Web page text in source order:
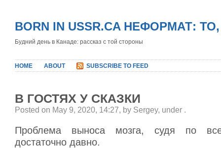
BORN IN USSR.CA НЕФОРМАТ:
Будний день в Канаде: рассказ с той стороны
HOME ABOUT SUBSCRIBE TO FEED
В ГОСТЯХ У СКАЗКИ
Posted on May 9, 2020, 14:27, by Sergey, under .
Проблема выноса мозга, судя по
достаточно давно.